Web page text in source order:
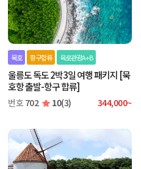
묵호 항구합류 육로관광A+B
울릉도 독도 2박3일 여행 패키지 [묵
호항 출발-항구 합류]
번호 702 10(3) 344,000~